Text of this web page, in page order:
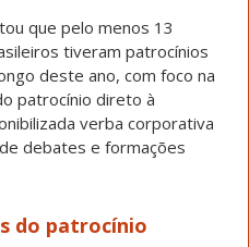
que pelo menos 13
tiveram patrocínios
deste ano, com foco na
patrocínio direto à
verba corporativa
debates e formações
do patrocínio